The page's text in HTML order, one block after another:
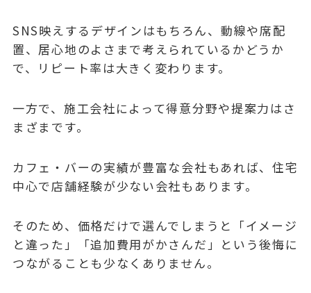
SNS映えするデザインはもちろん、動線や席配
置、居心地のよさまで考えられているかどうか
で、リピート率は大きく変わります。
一方で、施工会社によって得意分野や提案力はさ
まざまです。
カフェ・バーの実績が豊富な会社もあれば、住宅
中心で店舗経験が少ない会社もあります。
そのため、価格だけで選んでしまうと「イメージ
と違った」「追加費用がかさんだ」という後悔に
つながることも少なくありません。